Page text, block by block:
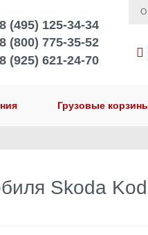
О
8 (495) 125-34-34
8 (800) 775-35-52
8 (925) 621-24-70
Грузовые
Skoda